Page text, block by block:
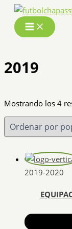
contenido
2019
Mostrando los 4
2019-2020